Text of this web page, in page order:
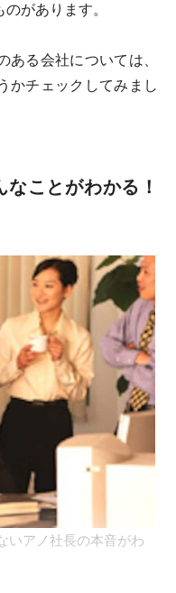
があります。
る会社については、
かチェックしてみまし
なことがわかる！
いアノ社長の本音がわ